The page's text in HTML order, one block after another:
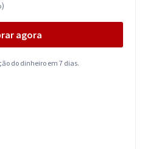
agora
do dinheiro em 7 dias.